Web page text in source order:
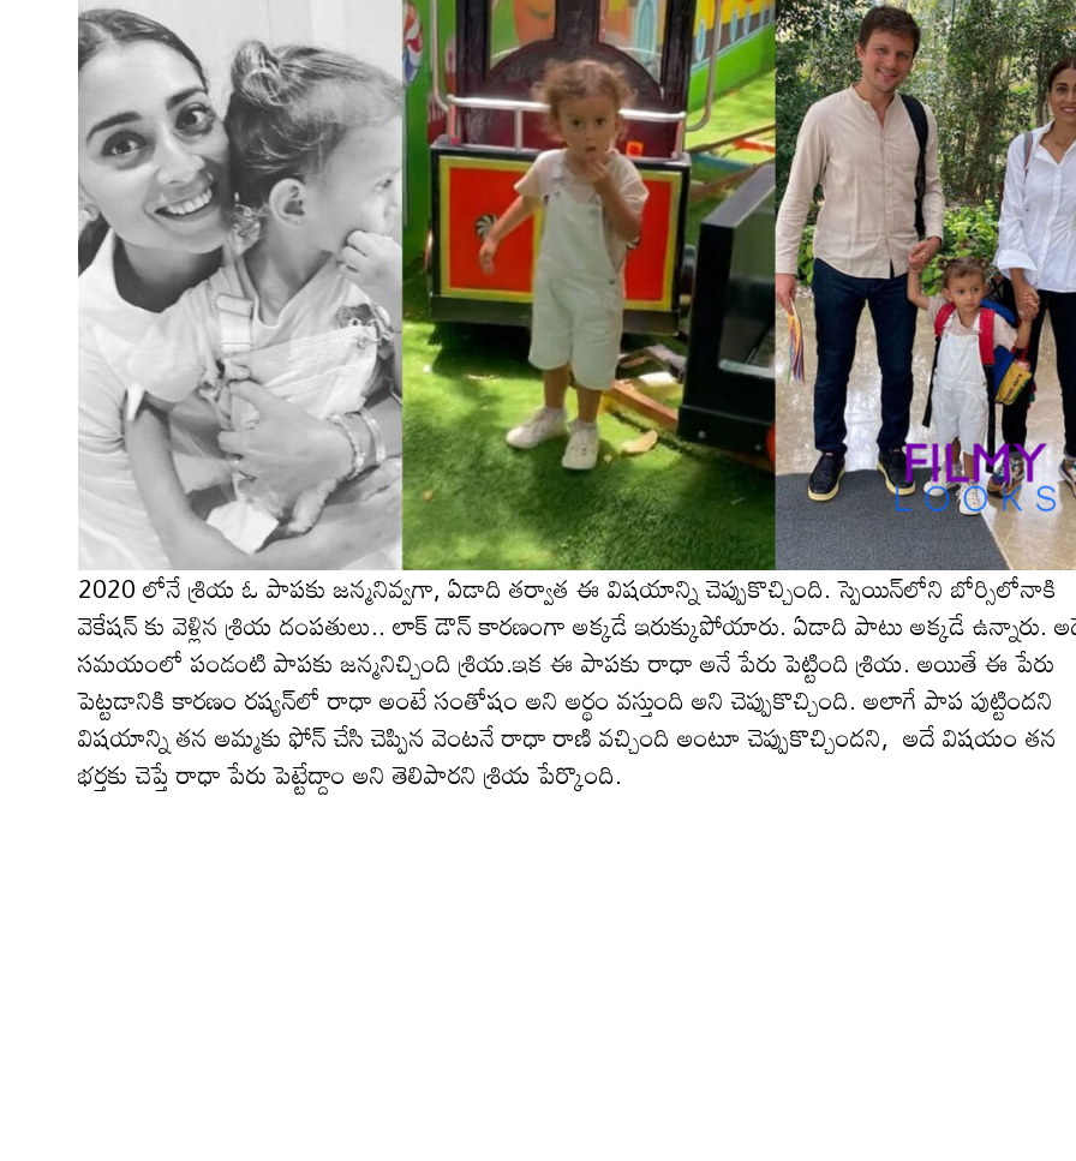
2020 లోనే శ్రియ ఓ పాపకు జన్మనివ్వ‌గా, ఏడాది త‌ర్వాత ఈ విష‌యాన్ని చెప్పుకొచ్చింది. స్పెయిన్‌లోని బోర్సిలోనాకి
వెకేషన్ కు వెళ్లిన శ్రియ దంపతులు.. లాక్ డౌన్ కారణంగా అక్క‌డే ఇరుక్కుపోయారు. ఏడాది పాటు అక్కడే ఉన్నారు.
సమయంలో పండంటి పాపకు జన్మనిచ్చింది శ్రియ.ఇక ఈ పాపకు రాధా అనే పేరు పెట్టింది శ్రియ. అయితే ఈ పేరు
పెట్టడానికి కారణం రష్య‌న్‌లో రాధా అంటే సంతోషం అని అర్థం వస్తుంది అని చెప్పుకొచ్చింది. అలాగే పాప పుట్టిందని
విషయాన్ని తన అమ్మకు ఫోన్ చేసి చెప్పిన వెంటనే రాధా రాణి వచ్చింది అంటూ చెప్పుకొచ్చిందని, అదే విషయం తన
భర్తకు చెప్తే రాధా పేరు పెట్టేద్దాం అని తెలిపార‌ని శ్రియ పేర్కొంది.